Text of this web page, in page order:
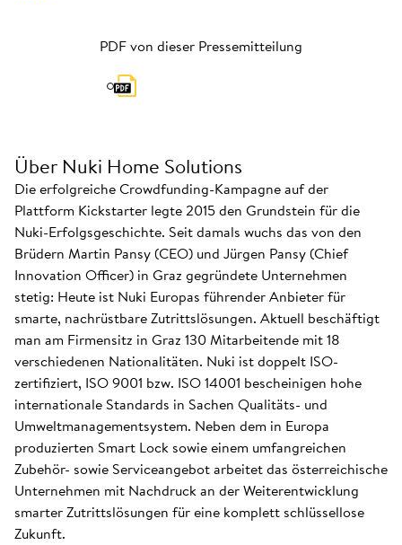
PDF von dieser Pressemitteilung
Über Nuki Home Solutions
Die erfolgreiche Crowdfunding-Kampagne auf der
Plattform Kickstarter legte 2015 den Grundstein für die
Nuki-Erfolgsgeschichte. Seit damals wuchs das von den
Brüdern Martin Pansy (CEO) und Jürgen Pansy (Chief
Innovation Officer) in Graz gegründete Unternehmen
stetig: Heute ist Nuki Europas führender Anbieter für
smarte, nachrüstbare Zutrittslösungen. Aktuell beschäftigt
man am Firmensitz in Graz 130 Mitarbeitende mit 18
verschiedenen Nationalitäten. Nuki ist doppelt ISO-
zertifiziert, ISO 9001 bzw. ISO 14001 bescheinigen hohe
internationale Standards in Sachen Qualitäts- und
Umweltmanagementsystem. Neben dem in Europa
produzierten Smart Lock sowie einem umfangreichen
Zubehör- sowie Serviceangebot arbeitet das österreichische
Unternehmen mit Nachdruck an der Weiterentwicklung
smarter Zutrittslösungen für eine komplett schlüssellose
Zukunft.